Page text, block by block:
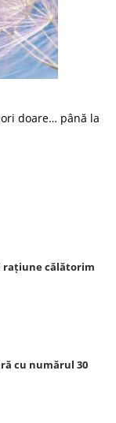
doare… până la
rațiune călătorim
cu numărul 30